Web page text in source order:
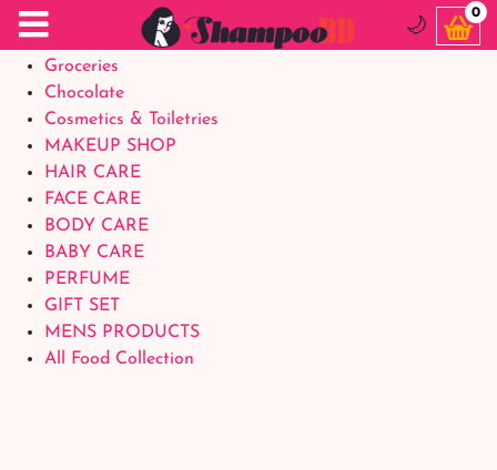
Food Supplements
Baby Foods
Groceries
Chocolate
Cosmetics & Toiletries
MAKEUP SHOP
HAIR CARE
FACE CARE
BODY CARE
BABY CARE
PERFUME
GIFT SET
MENS PRODUCTS
All Food Collection
🌙
0